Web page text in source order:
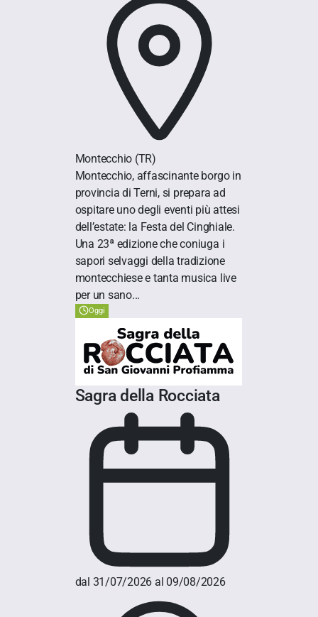
Montecchio (TR)
Montecchio, affascinante borgo in
provincia di Terni, si prepara ad
ospitare uno degli eventi più attesi
dell’estate: la Festa del Cinghiale.
Una 23ª edizione che coniuga i
sapori selvaggi della tradizione
montecchiese e tanta musica live
per un sano...
Oggi
Sagra della Rocciata
dal 31/07/2026 al 09/08/2026